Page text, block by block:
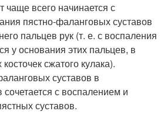
чаще всего начинается с
пястно-фаланговых суставов
пальцев рук (т. е. с воспаления
у основания этих пальцев, в
сжатого кулака).
суставов в
с воспалением и
суставов.